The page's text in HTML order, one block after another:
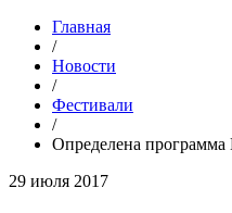
Главная
/
Новости
/
Фестивали
/
Определена
29 июля 2017